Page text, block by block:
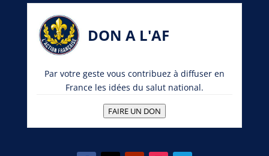
DON A L'AF
Par votre geste vous contribuez à diffuser en
France les idées du salut national.
FAIRE UN DON